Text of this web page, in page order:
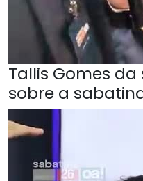
Tallis Gomes
sobre a